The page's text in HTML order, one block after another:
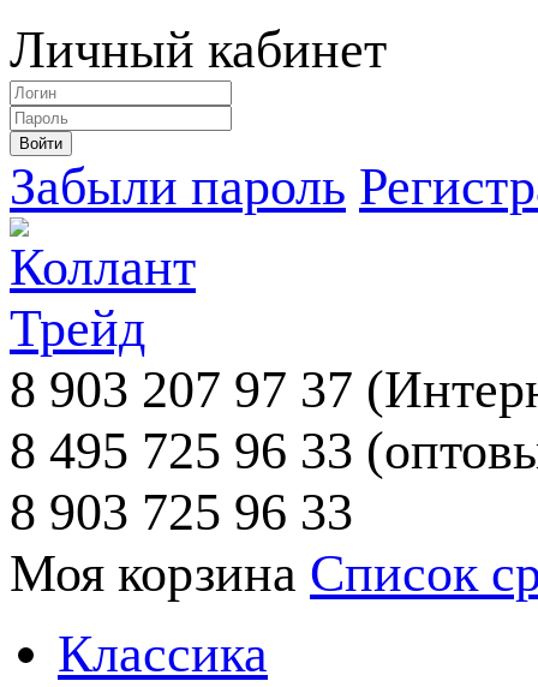
Личный кабинет
Забыли пароль
8 903 207 97 37
8 495 725 96 33
8 903 725 96 33
Моя корзина Список
Классика